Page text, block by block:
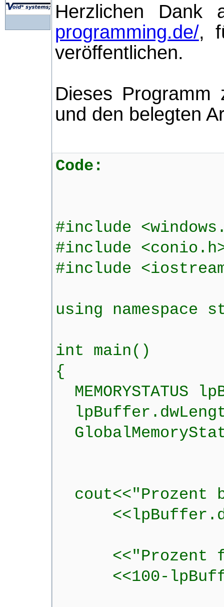
Herzlichen
programming.de/,
veröffentlichen.
Dieses
und den belegten
Code:
#include
#include
#include
using namespace
int main()
{
MEMORYSTATUS
lpBuffer.dwLength
cout<<"Prozent
<<"Prozent
<<100-